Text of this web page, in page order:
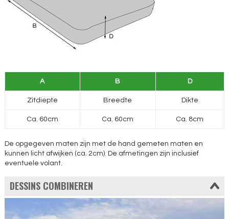
A B D
Zitdiepte Breedte Dikte
Ca. 60cm Ca. 60cm Ca. 8cm
De opgegeven maten zijn met de hand gemeten maten en
kunnen licht afwijken (ca. 2cm). De afmetingen zijn inclusief
eventuele volant.
DESSINS COMBINEREN